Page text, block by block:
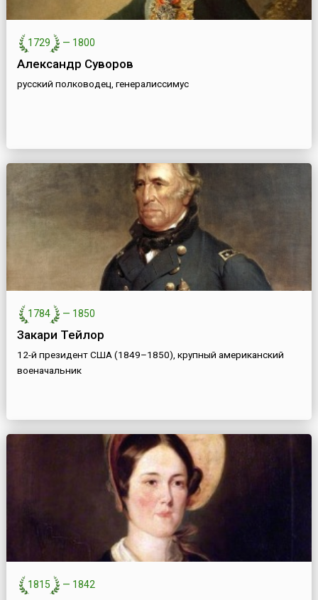
1729 — 1800
Александр Суворов
русский полководец, генералиссимус
1784 — 1850
Закари Тейлор
12-й президент США (1849–1850), крупный американский
военачальник
1815 — 1842